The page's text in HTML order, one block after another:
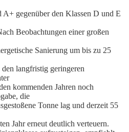
gegenüber den Klassen D und E
Beobachtungen einer großen
Sanierung um bis zu 25
langfristig geringeren
kommenden Jahren noch
die
Tonne lag und derzeit 55
Jahr erneut deutlich verteuern.